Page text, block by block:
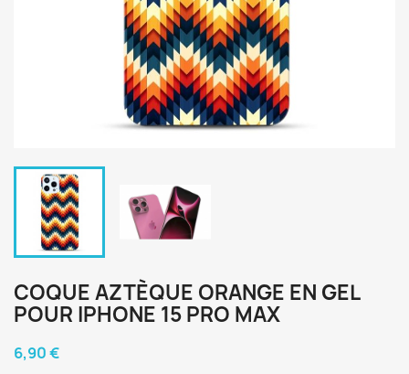
COQUE AZTÈQUE ORANGE EN GEL
POUR IPHONE 15 PRO MAX
6,90 €